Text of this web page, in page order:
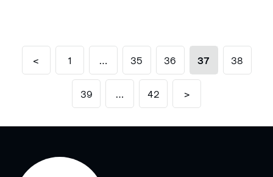
< 1 … 35 36 37 38
39 … 42 >